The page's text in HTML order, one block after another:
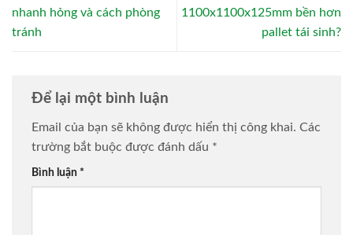
nhanh hỏng và cách phòng
tránh
1100x1100x125mm bền hơn
pallet tái sinh?
Để lại một bình luận
Email của bạn sẽ không được hiển thị công khai. Các
trường bắt buộc được đánh dấu *
Bình luận *